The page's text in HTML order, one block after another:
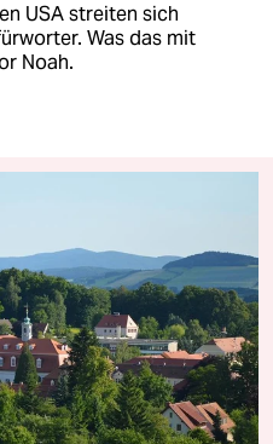
USA streiten sich
Was das mit
Noah.